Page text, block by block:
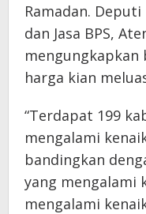
Ramadan.
dan Jasa BPS,
mengungkapkan
harga kian
“Terdapat 199
mengalami
bandingkan
yang mengalami
mengalami